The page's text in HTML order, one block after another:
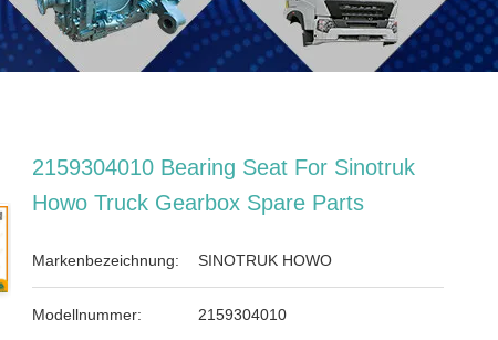
2159304010 Bearing Seat For Sinotruk
Howo Truck Gearbox Spare Parts
Markenbezeichnung: SINOTRUK HOWO
Modellnummer: 2159304010